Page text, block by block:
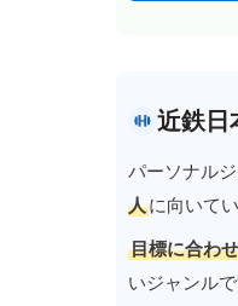
近鉄日
パーソナルジ
人に向いてい
目標に合わ
いジャンルで